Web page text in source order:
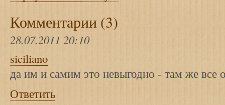
Комментарии (3)
28.07.2011 20:10
siciliano
да им и самим это невыгодно - там же все
Ответить